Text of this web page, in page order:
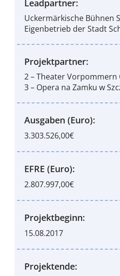
Leadpartner:
Uckermärkische Bühnen
Eigenbetrieb der Stadt
Projektpartner:
2 – Theater Vorpommern
3 – Opera na Zamku w
Ausgaben (Euro):
3.303.526,00€
EFRE (Euro):
2.807.997,00€
Projektbeginn:
15.08.2017
Projektende: